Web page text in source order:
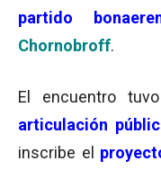
partido
Chornobroff.
El encuentro
articulación
inscribe el